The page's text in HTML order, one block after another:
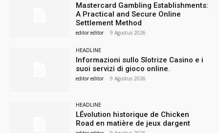
Mastercard Gambling Establishments:
A Practical and Secure Online
Settlement Method
editor editor - 9 Agustus 2026
HEADLINE
Informazioni sullo Slotrize Casino e i
suoi servizi di gioco online.
editor editor - 9 Agustus 2026
HEADLINE
LÉvolution historique de Chicken
Road en matière de jeux dargent